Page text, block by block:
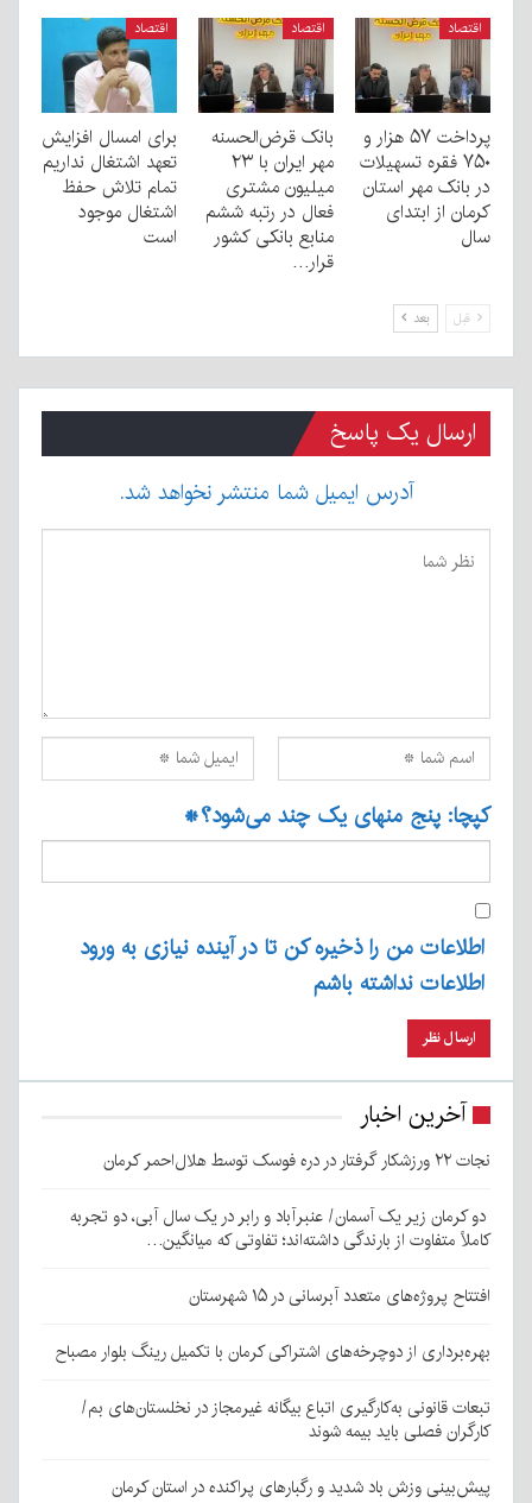
اقتصاد
پرداخت ۵۷ هزار و
۷۵۰ فقره تسهیلات
در بانک مهر استان
کرمان از ابتدای
سال
اقتصاد
بانک قرض‌الحسنه
مهر ایران با ۲۳
میلیون مشتری
فعال در رتبه ششم
منابع بانکی کشور
قرار…
اقتصاد
برای امسال افزایش
تعهد اشتغال نداریم
تمام تلاش حفظ
اشتغال موجود
است
قبل بعد
ارسال یک پاسخ
آدرس ایمیل شما منتشر نخواهد شد.
کپچا: پنج منهای یک چند می‌شود؟*
اطلاعات من را ذخیره کن تا در آینده نیازی به ورود
اطلاعات نداشته باشم
آخرین اخبار
نجات ۲۲ ورزشکار گرفتار در دره فوسک توسط هلال‌احمر کرمان
دو کرمان زیر یک آسمان/ عنبرآباد و رابر در یک سال آبی، دو تجربه
کاملاً متفاوت از بارندگی داشته‌اند؛ تفاوتی که میانگین…
افتتاح پروژه‌های متعدد آبرسانی در ۱۵ شهرستان
بهره‌برداری از دوچرخه‌های اشتراکی کرمان با تکمیل رینگ بلوار مصباح
تبعات قانونی به‌کارگیری اتباع بیگانه غیرمجاز در نخلستان‌های بم/
کارگران فصلی باید بیمه شوند
پیش‌بینی وزش باد شدید و رگبارهای پراکنده در استان کرمان